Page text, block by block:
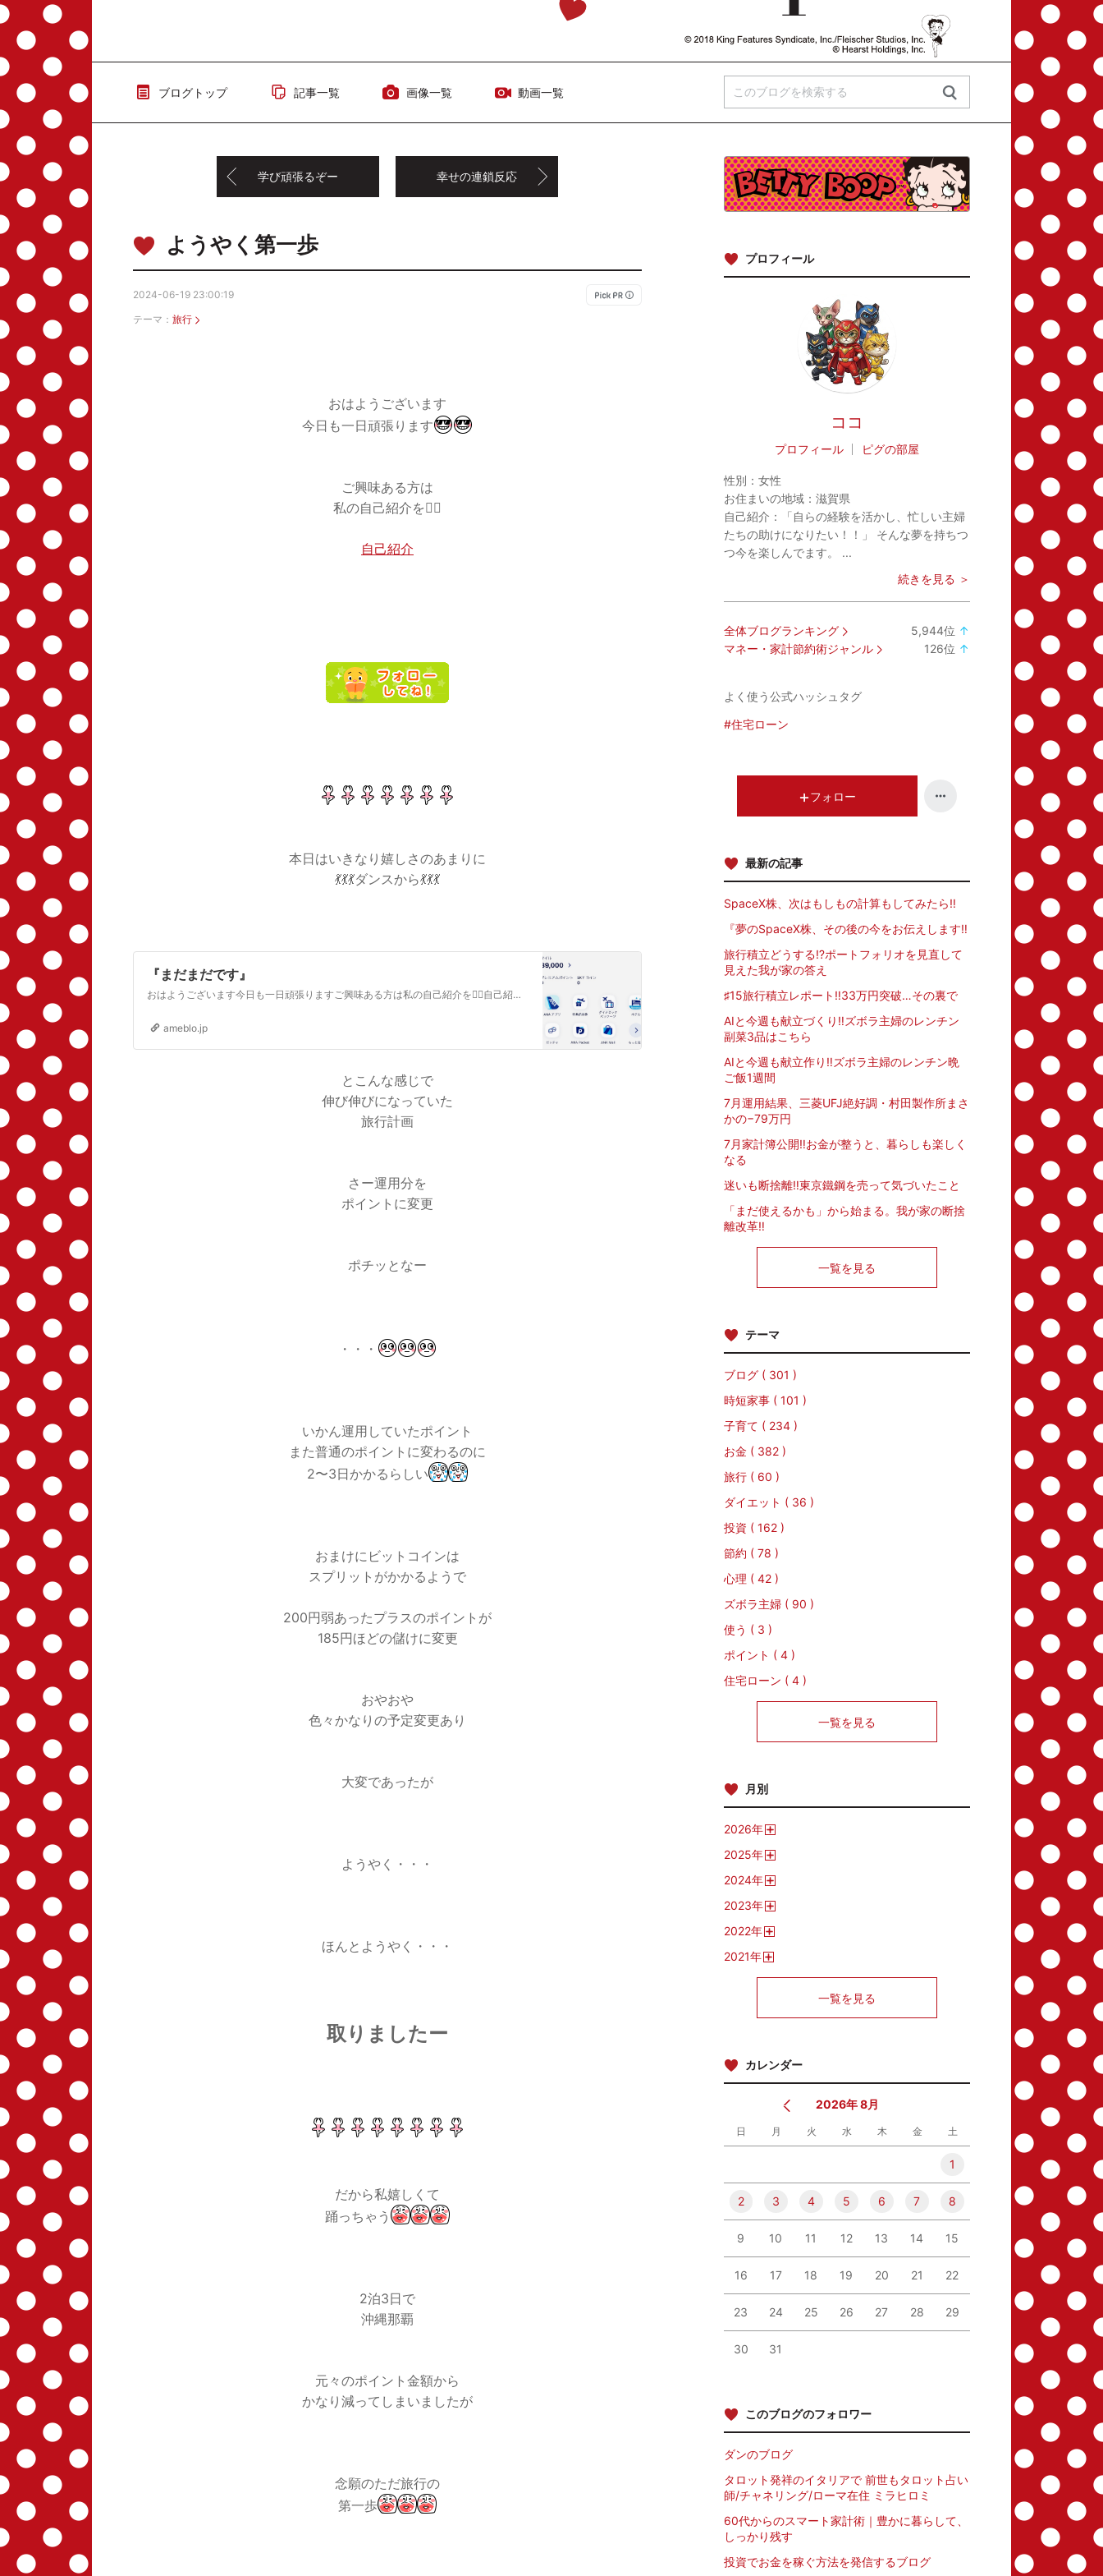
ブログトップ 記事一覧 画像一覧 動画一覧
学び頑張るぞー 幸せの連鎖反応
ようやく第一歩
2024-06-19 23:00:19
テーマ： 旅行
おはようございます
今日も一日頑張ります
ご興味ある方は
私の自己紹介を💁‍♀️
自己紹介
本日はいきなり嬉しさのあまりに
💃💃💃ダンスから💃💃💃
『まだまだです』
おはようございます今日も一日頑張りますご興味ある方は私の自己紹介を💁‍♀️自己紹介はーい私の夢のただ旅行✈️ようやく資金作りも出来ましたやっとこさANAマイル…
ameblo.jp
とこんな感じで
伸び伸びになっていた
旅行計画
さー運用分を
ポイントに変更
ポチッとなー
・・・
いかん運用していたポイント
また普通のポイントに変わるのに
2〜3日かかるらしい
おまけにビットコインは
スプリットがかかるようで
200円弱あったプラスのポイントが
185円ほどの儲けに変更
おやおや
色々かなりの予定変更あり
大変であったが
ようやく・・・
ほんとようやく・・・
取りましたー
だから私嬉しくて
踊っちゃう
2泊3日で
沖縄那覇
元々のポイント金額から
かなり減ってしまいましたが
念願のただ旅行の
第一歩
プロフィール
ココ
プロフィール ピグの部屋
性別： 女性
お住まいの地域： 滋賀県
自己紹介：
「自らの経験を活かし、忙しい主婦
たちの助けになりたい！！」 そんな夢を持ちつ
つ今を楽しんでます。 ...
続きを見る ＞
全体ブログランキング 5,944位 ↑
マネー・家計節約術ジャンル 126位 ↑
よく使う公式ハッシュタグ
#住宅ローン
フォロー
最新の記事
SpaceX株、次はもしもの計算もしてみたら‼️
『夢のSpaceX株、その後の今をお伝えします‼️
旅行積立どうする⁉️ポートフォリオを見直して
見えた我が家の答え
♯15旅行積立レポート‼️33万円突破…その裏で
AIと今週も献立づくり‼️ズボラ主婦のレンチン
副菜3品はこちら
AIと今週も献立作り‼️ズボラ主婦のレンチン晩
ご飯1週間
7月運用結果、三菱UFJ絶好調・村田製作所まさ
かの−79万円
7月家計簿公開‼️お金が整うと、暮らしも楽しく
なる
迷いも断捨離‼️東京鐵鋼を売って気づいたこと
「まだ使えるかも」から始まる。我が家の断捨
離改革‼️
一覧を見る
テーマ
ブログ ( 301 )
時短家事 ( 101 )
子育て ( 234 )
お金 ( 382 )
旅行 ( 60 )
ダイエット ( 36 )
投資 ( 162 )
節約 ( 78 )
心理 ( 42 )
ズボラ主婦 ( 90 )
使う ( 3 )
ポイント ( 4 )
住宅ローン ( 4 )
一覧を見る
月別
2026年
2025年
2024年
2023年
2022年
2021年
一覧を見る
カレンダー
2026年 8月
日 月 火 水 木 金 土
1
2 3 4 5 6 7 8
9 10 11 12 13 14 15
16 17 18 19 20 21 22
23 24 25 26 27 28 29
30 31
このブログのフォロワー
ダンのブログ
タロット発祥のイタリアで 前世もタロット占い
師/チャネリング/ローマ在住 ミラヒロミ
60代からのスマート家計術｜豊かに暮らして、
しっかり残す
投資でお金を稼ぐ方法を発信するブログ